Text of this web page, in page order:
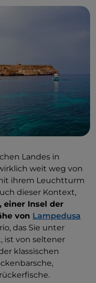
Landes in
weit weg von
ihrem Leuchtturm
dieser Kontext,
einer Insel der
von Lampedusa
das Sie unter
ist von seltener
klassischen